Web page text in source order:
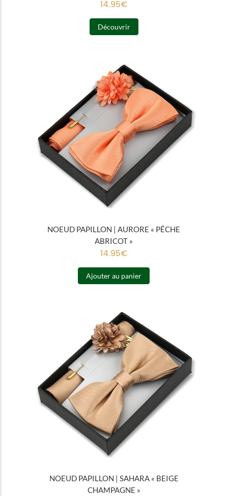
14.95€
Découvrir
NOEUD PAPILLON | AURORE « PÊCHE
ABRICOT »
14.95€
Ajouter au panier
NOEUD PAPILLON | SAHARA « BEIGE
CHAMPAGNE »